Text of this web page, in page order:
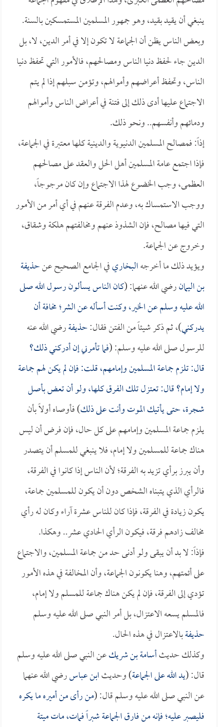
ينبغي أن يقيد بقيد، وهو جمهور المسلمين المستمسكين بالسنة.
وبعض الناس يظن أن الجماعة لا تكون إلا في أمر الدين، لا، بل
الدين جاء لحفظ دنيا الناس ومصالحهم، فالأمور التي تحفظ دنيا
الناس، وتحفظ أعراضهم وأموالهم، وتؤمن سبلهم إذا لم يتم
الاجتماع عليها أدى ذلك إلى فتنة في أعراض الناس وأموالهم
ودمائهم وأنفسهم.. ونحو ذلك.
إذاً: فمصالح المسلمين الدنيوية والدينية كلها معتبرة في الجماعة،
فإذا اجتمع عامة المسلمين أهل الحل والعقد على مصالحهم
العظمى، وجب الخضوع لهذا الاجتماع وإن كان مرجوجاً،
ووجب الاستمساك به، وعدم الفرقة عنهم في أي أمر من الأمور
التي فيها مصالح، فإن الشذوذ عنهم ومخالفتهم هلكة وشقاق،
وخروج عن الجماعة.
ويؤيد ذلك ما أخرجهالبخاريفي الجامع الصحيح عنحذيفة
بن اليمانرضي الله عنهما: (كان الناس يسألون رسول الله صلى
الله عليه وسلم عن الخير، وكنت أسأله عن الشر؛ مخافة أن
يدركني)، ثم ذكر شيئاً من الفتن فقال:حذيفةرضي الله عنه
للرسول صلى الله عليه وسلم: (فما تأمرني إن أدركني ذلك؟
قال: تلزم جماعة المسلمين وإمامهم، قلت: فإن لم يكن لهم جماعة
ولا إمام؟ قال: تعتزل تلك الفرق كلها، ولو أن تعض بأصل
شجرة، حتى يأتيك الموت وأنت على ذلك) فأوصاه أولاً بأن
يلزم جماعة المسلمين وإمامهم على كل حال، فإن فرض أن ليس
هناك جماعة للمسلمين ولا إمام، فلا ينبغي للمسلم أن يتصدر
وأن يبرز برأي تزيد به الفرقة؛ لأن الناس إذا كانوا في الفرقة،
فالرأي الذي يتبناه الشخص دون أن يكون للمسلمين جماعة،
يكون زيادة في الفرقة، فإذا كان للناس عشرة آراء وكان له رأي
مخالف زادهم فرقة، فيكون الرأي الحادي عشر.. وهكذا.
فإذاً: لا بد أن يبقى ولو أدنى حد من جماعة المسلمين، والاجتماع
على أئمتهم، وهنا يكونون الجماعة، وأن المخالفة في هذه الأمور
تؤدي إلى الفرقة، فإن لم يكن هناك جماعة للمسلم ولا إمام،
فالمسلم يسعه الاعتزال، بل أمر النبي صلى الله عليه وسلم
حذيفةبالاعتزال في هذه الحال.
وكذلك حديثأسامة بن شريكعن النبي صلى الله عليه وسلم
قال: (يد الله على الجماعة) وحديثابن عباسرضي الله عنهما
عن النبي صلى الله عليه وسلم قال: (من رأى من أميره ما يكره
فليصبر عليه؛ فإنه من فارق الجماعة شبراً فمات، مات ميتة